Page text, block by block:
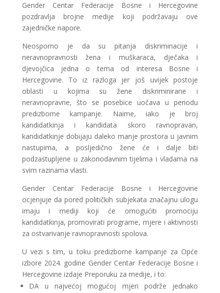
Gender Centar Federacije Bosne i Hercegovine
pozdravlja brojne medije koji podržavaju ove
zajedničke napore.
Neosporno je da su pitanja diskriminacije i
neravnopravnosti žena i muškaraca, dječaka i
djevojčica jedna o tema od interesa Bosne i
Hercegovine. To iz razloga jer još uvijek postoje
oblasti u kojima su žene diskriminirane i
neravnopravne, što se posebice uočava u periodu
predizborne kampanje. Naime, iako je broj
kandidatkinja i kandidata skoro ravnopravan,
kandidatkinje dobijaju daleko manje prostora u javnim
nastupima, a posljedično žene će i dalje biti
podzastupljene u zakonodavnim tijelima i vladama na
svim razinama vlasti.
Gender Centar Federacije Bosne i Hercegovine
ocjenjuje da pored političkih subjekata značajnu ulogu
imaju i mediji koji će omogućiti promociju
kandidatkinja, promovirati programe, mjere i aktivnosti
za ostvarivanje ravnopravnosti spolova.
U vezi s tim, u toku predizborne kampanje za Opće
izbore 2024. godine Gender Centar Federacije Bosne i
Hercegovine izdaje Preporuku za medije, i to:
DA u najvećoj mogućoj mjeri podrže jednako